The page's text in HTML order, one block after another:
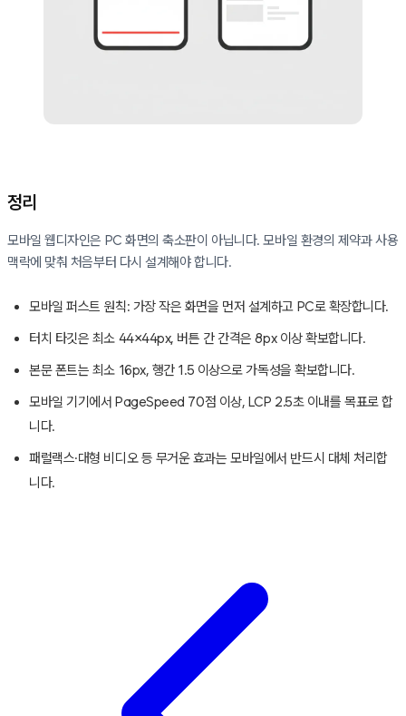
정리
모바일 웹디자인은 PC 화면의 축소판이 아닙니다. 모바일 환경의 제약과 사용
맥락에 맞춰 처음부터 다시 설계해야 합니다.
모바일 퍼스트 원칙: 가장 작은 화면을 먼저 설계하고 PC로 확장합니다.
터치 타깃은 최소 44×44px, 버튼 간 간격은 8px 이상 확보합니다.
본문 폰트는 최소 16px, 행간 1.5 이상으로 가독성을 확보합니다.
모바일 기기에서 PageSpeed 70점 이상, LCP 2.5초 이내를 목표로 합
니다.
패럴랙스·대형 비디오 등 무거운 효과는 모바일에서 반드시 대체 처리합
니다.